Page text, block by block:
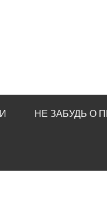
НЕ ЗАБУДЬ О